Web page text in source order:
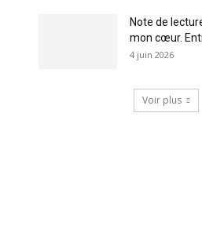
Note de
mon cœur.
4 juin 2026
Voir plus